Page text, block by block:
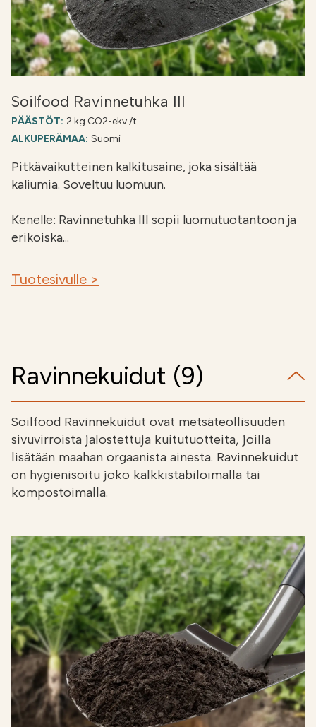
Soilfood Ravinnetuhka III
PÄÄSTÖT: 2 kg CO2-ekv./t
ALKUPERÄMAA: Suomi
Pitkävaikutteinen kalkitusaine, joka sisältää
kaliumia. Soveltuu luomuun.
Kenelle: Ravinnetuhka III sopii luomutuotantoon ja
erikoiska...
Tuotesivulle >
Ravinnekuidut (9)
Soilfood Ravinnekuidut ovat metsäteollisuuden
sivuvirroista jalostettuja kuitutuotteita, joilla
lisätään maahan orgaanista ainesta. Ravinnekuidut
on hygienisoitu joko kalkkistabiloimalla tai
kompostoimalla.